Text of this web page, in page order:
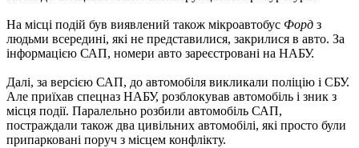
На місці подій був виявлений також мікроавтобус Форд з
людьми всередині, які не представилися, закрилися в авто. За
інформацією САП, номери авто зареєстровані на НАБУ.
Далі, за версією САП, до автомобіля викликали поліцію і СБУ.
Але приїхав спецназ НАБУ, розблокував автомобіль і зник з
місця події. Паралельно розбили автомобіль САП,
постраждали також два цивільних автомобілі, які просто були
припарковані поруч з місцем конфлікту.